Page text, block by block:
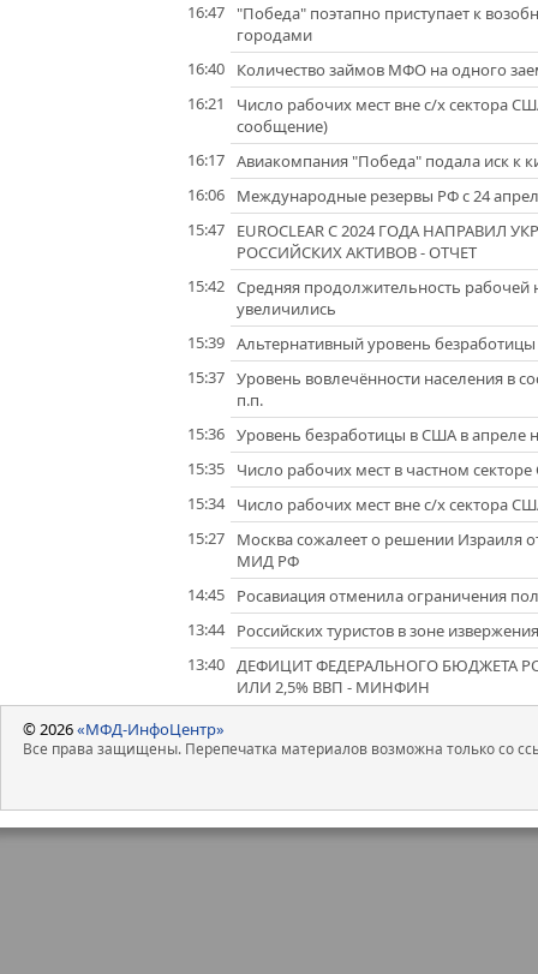
16:47
"Победа" поэтапно приступает к
городами
16:40
Количество займов МФО на одного
16:21
Число рабочих мест вне с/х сектора
сообщение)
16:17 Авиакомпания "Победа" подала иск к
16:06
Международные резервы РФ с 24
15:47
EUROCLEAR С 2024 ГОДА НАПРАВИЛ
РОССИЙСКИХ АКТИВОВ - ОТЧЕТ
15:42 Средняя продолжительность рабочей
увеличились
15:39 Альтернативный уровень
15:37 Уровень вовлечённости населения в
п.п.
15:36 Уровень безработицы в США в апреле
15:35
Число рабочих мест в частном
15:34
Число рабочих мест вне с/х сектора
15:27
Москва сожалеет о решении Израиля
МИД РФ
14:45
Росавиация отменила ограничения
13:44
Российских туристов в зоне
13:40 ДЕФИЦИТ ФЕДЕРАЛЬНОГО БЮДЖЕТА
ИЛИ 2,5% ВВП - МИНФИН
© 2026«МФД-ИнфоЦентр»
Все права защищены. Перепечатка материалов возможна только со